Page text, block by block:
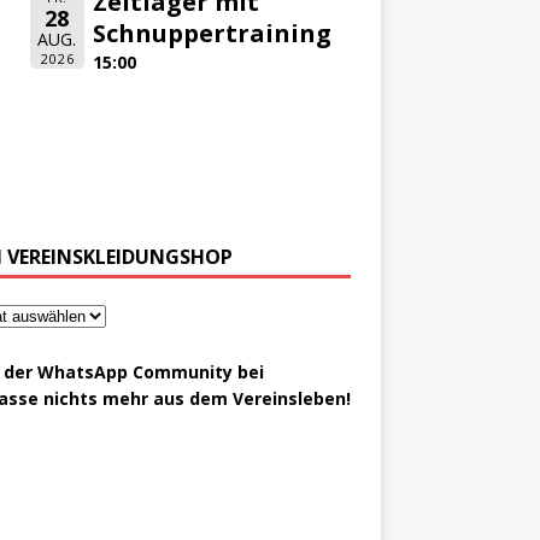
28
AUG.
2026
Schnuppertraining
15:00
WhatsApp Community bei
nichts mehr aus dem Vereinsleben!